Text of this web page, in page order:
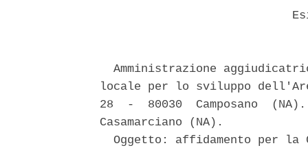
Amministrazione
locale per lo sviluppo
28  -  80030  Camposano
Casamarciano (NA).
Oggetto: affidamento per la